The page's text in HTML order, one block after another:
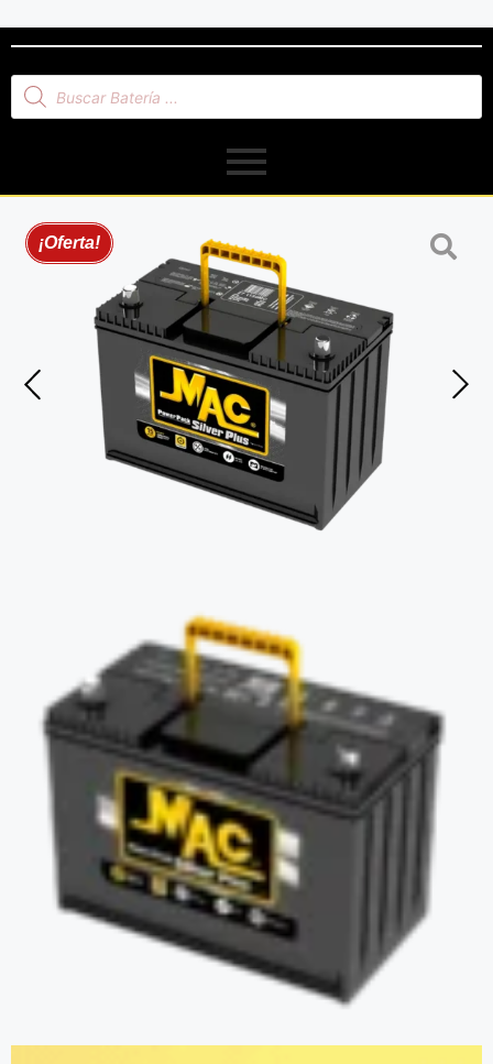
¡Oferta!